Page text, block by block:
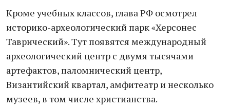
Кроме учебных классов, глава РФ осмотрел
историко-археологический парк «Херсонес
Таврический». Тут появятся международный
археологический центр с двумя тысячами
артефактов, паломнический центр,
Византийский квартал, амфитеатр и несколько
музеев, в том числе христианства.